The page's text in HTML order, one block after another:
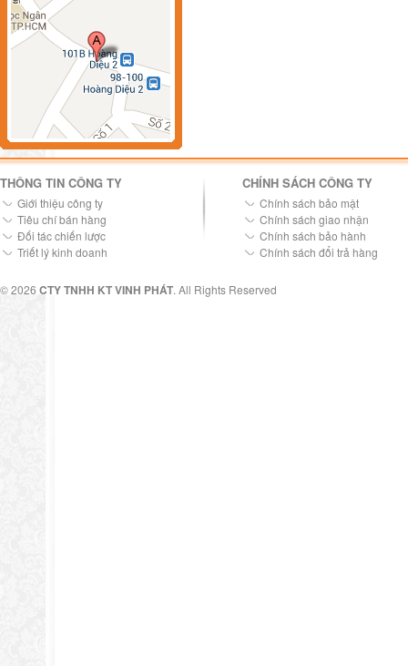
THÔNG TIN CÔNG TY
Giới thiệu công ty
Tiêu chí bán hàng
Đối tác chiến lược
Triết lý kinh doanh
CHÍNH SÁCH CÔNG TY
Chính sách bảo mật
Chính sách giao nhận
Chính sách bảo hành
Chính sách đổi trả hàng
© 2026 CTY TNHH KT VINH PHÁT. All Rights Reserved